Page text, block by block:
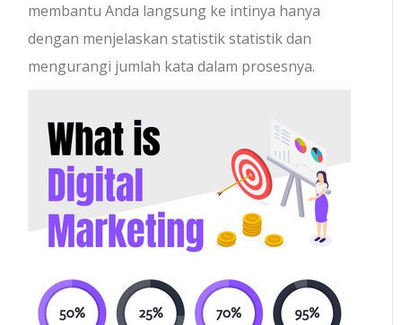
membantu Anda langsung ke intinya hanya
dengan menjelaskan statistik statistik dan
mengurangi jumlah kata dalam prosesnya.